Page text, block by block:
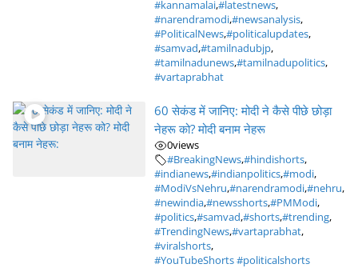
#kannamalai,#latestnews,
#narendramodi,#newsanalysis,
#PoliticalNews,#politicalupdates,
#samvad,#tamilnadubjp,
#tamilnadunews,#tamilnadupolitics,
#vartaprabhat
60 सेकंड में जानिए: मोदी ने कैसे पीछे छोड़ा
नेहरू को? मोदी बनाम नेहरू
0views
#BreakingNews,#hindishorts,
#indianews,#indianpolitics,#modi,
#ModiVsNehru,#narendramodi,#nehru,
#newindia,#newsshorts,#PMModi,
#politics,#samvad,#shorts,#trending,
#TrendingNews,#vartaprabhat,
#viralshorts,
#YouTubeShorts #politicalshorts